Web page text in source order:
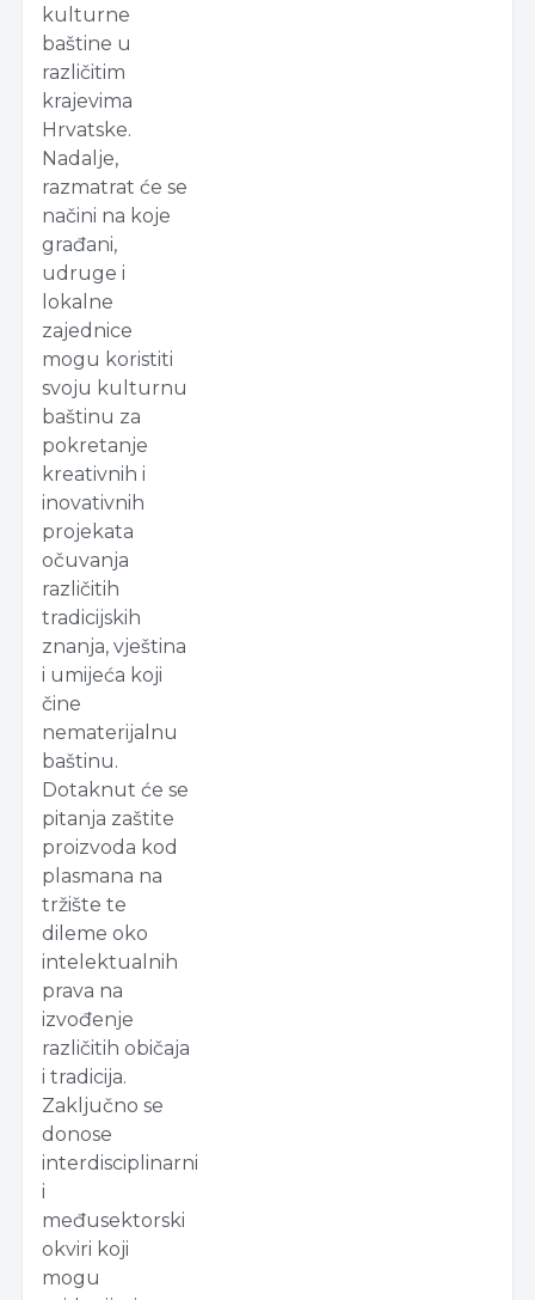
kulturne
baštine u
različitim
krajevima
Hrvatske.
Nadalje,
razmatrat će se
načini na koje
građani,
udruge i
lokalne
zajednice
mogu koristiti
svoju kulturnu
baštinu za
pokretanje
kreativnih i
inovativnih
projekata
očuvanja
različitih
tradicijskih
znanja, vještina
i umijeća koji
čine
nematerijalnu
baštinu.
Dotaknut će se
pitanja zaštite
proizvoda kod
plasmana na
tržište te
dileme oko
intelektualnih
prava na
izvođenje
različitih običaja
i tradicija.
Zaključno se
donose
interdisciplinarni
i
međusektorski
okviri koji
mogu